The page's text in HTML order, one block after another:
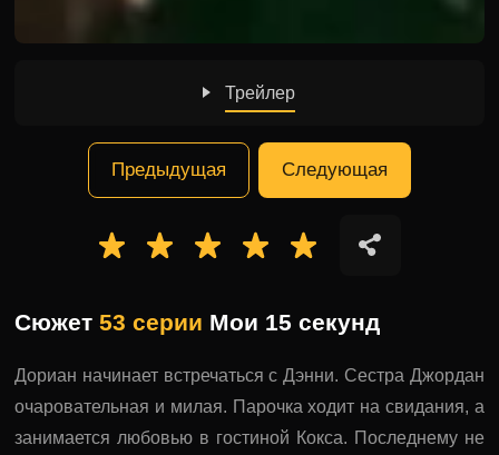
Трейлер
Предыдущая Следующая
Сюжет53 серии Мои 15 секунд
Дориан начинает встречаться с Дэнни. Сестра Джордан
очаровательная и милая. Парочка ходит на свидания, а
занимается любовью в гостиной Кокса. Последнему не